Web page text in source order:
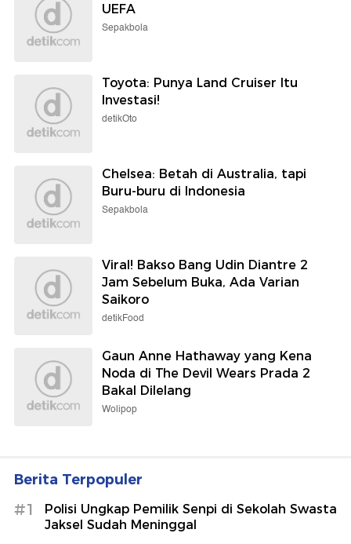
UEFA
Sepakbola
Toyota: Punya Land Cruiser Itu
Investasi!
detikOto
Chelsea: Betah di Australia, tapi
Buru-buru di Indonesia
Sepakbola
Viral! Bakso Bang Udin Diantre 2
Jam Sebelum Buka, Ada Varian
Saikoro
detikFood
Gaun Anne Hathaway yang Kena
Noda di The Devil Wears Prada 2
Bakal Dilelang
Wolipop
Berita Terpopuler
#1
Polisi Ungkap Pemilik Senpi di Sekolah Swasta
Jaksel Sudah Meninggal